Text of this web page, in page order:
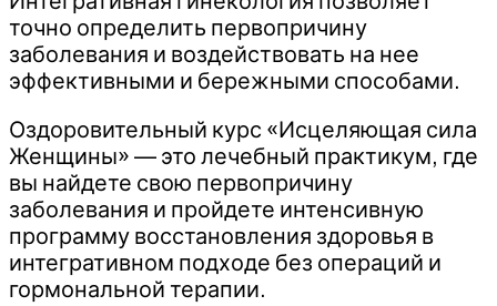
точно определить первопричину
заболевания и воздействовать на нее
эффективными и бережными способами.
Оздоровительный курс «Исцеляющая сила
Женщины» — это лечебный практикум, где
вы найдете свою первопричину
заболевания и пройдете интенсивную
программу восстановления здоровья в
интегративном подходе без операций и
гормональной терапии.